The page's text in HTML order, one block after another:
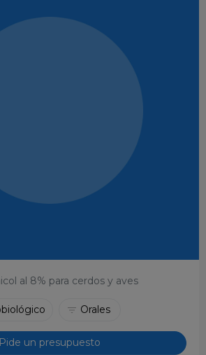
al 8% para cerdos y aves
Orales
Pide un presupuesto